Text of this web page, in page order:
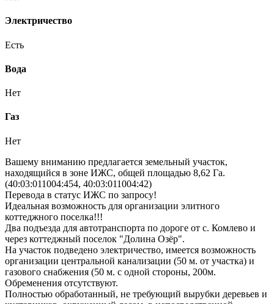
Электричество
Есть
Вода
Нет
Газ
Нет
Вашему вниманию предлагается земельный участок,
находящийся в зоне ИЖС, общей площадью 8,62 Га.
(40:03:011004:454, 40:03:011004:42)
Перевода в статус ИЖС по запросу!
Идеальная возможность для организации элитного
коттеджного поселка!!!
Два подъезда для автотранспорта по дороге от с. Комлево и
через коттеджный поселок "Долина Озёр".
На участок подведено электричество, имеется возможность
организации центральной канализации (50 м. от участка) и
газового снабжения (50 м. с одной стороны, 200м.
Обременения отсутствуют.
Полностью обработанный, не требующий вырубки деревьев и